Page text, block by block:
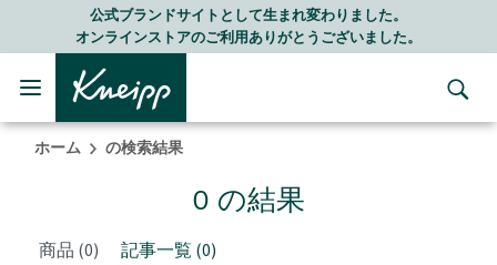
Skip to main content
Skip to footer content公式ブランドサイトとして生まれ変わりました。
オンラインストアのご利用ありがとうございました。
ホーム の検索結果
0 の結果
商品 (0) 記事一覧 (0)